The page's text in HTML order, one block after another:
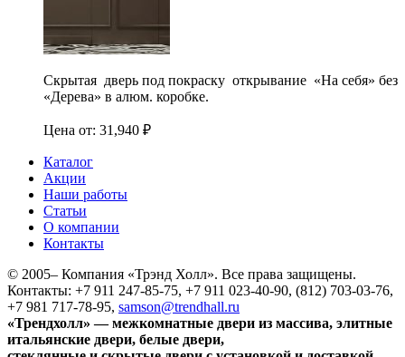
Скрытая дверь под покраску открывание «На себя» без
«Дерева» в алюм. коробке.
Цена от: 31,940 ₽
Каталог
Акции
Наши работы
Статьи
О компании
Контакты
© 2005– Компания «Трэнд Холл». Все права защищены.
Контакты: +7 911 247-85-75, +7 911 023-40-90, (812) 703-03-76,
+7 981 717-78-95, samson@trendhall.ru
«Трендхолл» — межкомнатные двери из массива, элитные
итальянские двери, белые двери,